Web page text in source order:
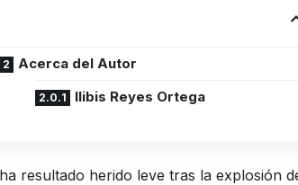
Acerca del Autor
Ilibis Reyes Ortega
resultado herido leve tras la explosión